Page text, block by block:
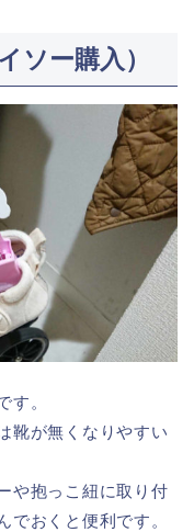
ソー購入）
す。
靴が無くなりやすい
や抱っこ紐に取り付
でおくと便利です。